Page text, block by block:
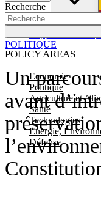
Recherche
POLICY AREAS
Economie
Politique
Agriculture et
Santé
Technologies
Energie,
Défense
Un
avant
POLITIQUE